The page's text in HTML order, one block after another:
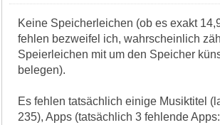
Keine Speicherleichen (ob es exakt
fehlen bezweifel ich, wahrscheinlich
Speierleichen mit um den Speicher
belegen).
Es fehlen tatsächlich einige Musiktitel
235), Apps (tatsächlich 3 fehlende